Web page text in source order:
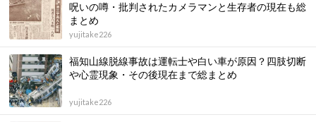
呪いの噂・批判されたカメラマンと生存者の現在も総
まとめ
yujitake226
福知山線脱線事故は運転士や白い車が原因？四肢切断
や心霊現象・その後現在まで総まとめ
yujitake226